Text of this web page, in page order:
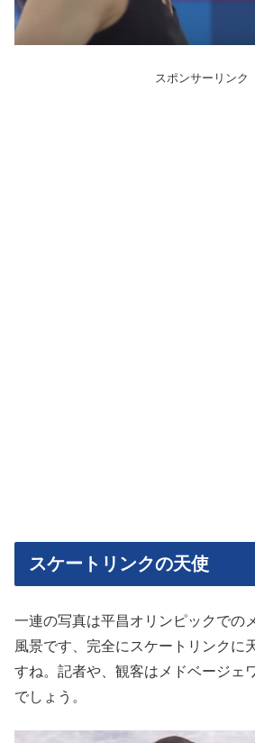
スポンサーリンク
スケートリンクの天使
一連の写真は平昌オリンピックでの
風景です、完全にスケートリンクに
すね。記者や、観客はメドベージェ
でしょう。